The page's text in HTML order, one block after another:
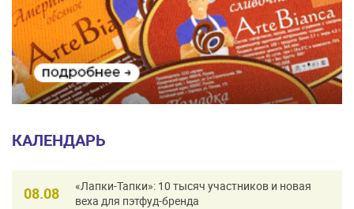
КАЛЕНДАРЬ
08.08
«Лапки-Тапки»: 10 тысяч участников и новая
веха для пэтфуд-бренда